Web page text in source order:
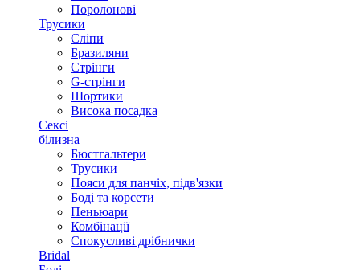
Поролонові
Трусики
Сліпи
Бразиляни
Стрінги
G-стрінги
Шортики
Висока посадка
Сексі
білизна
Бюстгальтери
Трусики
Пояси для панчіх, підв'язки
Боді та корсети
Пеньюари
Комбінації
Спокусливі дрібнички
Bridal